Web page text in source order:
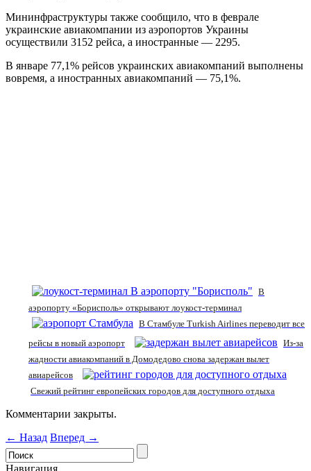
Мининфраструктуры также сообщило, что в феврале
украинские авиакомпании из аэропортов Украины
осуществили 3152 рейса, а иностранные — 2295.
В январе 77,1% рейсов украинских авиакомпаний выполнены
вовремя, а иностранных авиакомпаний — 75,1%.
В
аэропорту «Борисполь» открывают лоукост-терминал
В Стамбуле Turkish Airlines переводит все
рейсы в новый аэропорт
Из-за
жадности авиакомпаний в Домодедово снова задержан вылет
авиарейсов
Свежий рейтинг европейских городов для доступного отдыха
Комментарии закрыты.
← Назад Вперед →
Навигация